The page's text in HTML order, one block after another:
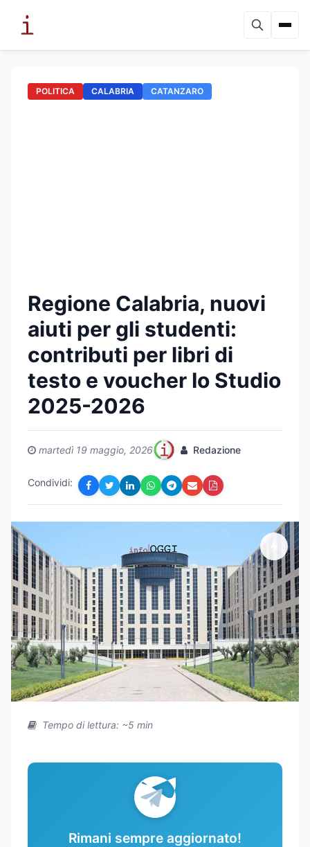
POLITICA CALABRIA CATANZARO
Regione Calabria, nuovi
aiuti per gli studenti:
contributi per libri di
testo e voucher Io Studio
2025-2026
martedì 19 maggio, 2026 Redazione
Condividi:
Tempo di lettura: ~5 min
Rimani sempre aggiornato!